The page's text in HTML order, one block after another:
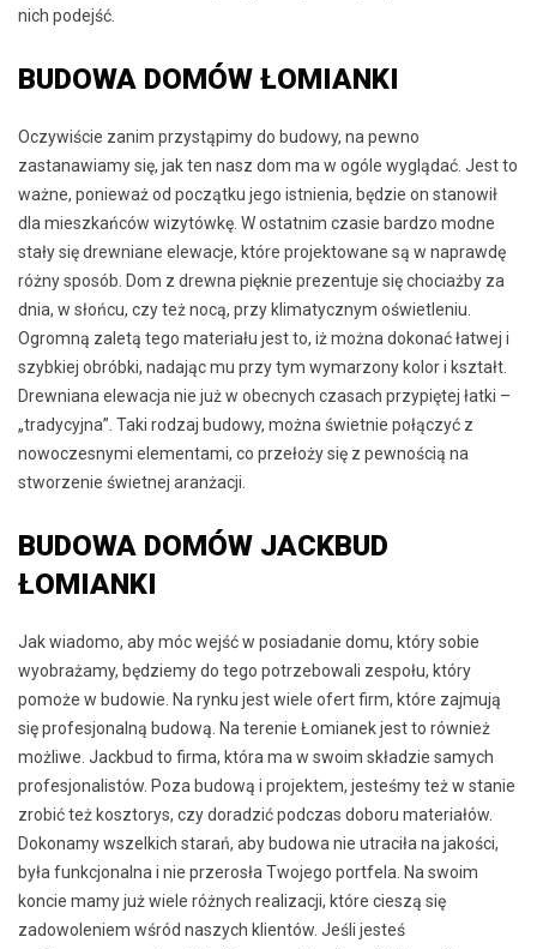
nich podejść.
BUDOWA DOMÓW ŁOMIANKI
Oczywiście zanim przystąpimy do budowy, na pewno
zastanawiamy się, jak ten nasz dom ma w ogóle wyglądać. Jest to
ważne, ponieważ od początku jego istnienia, będzie on stanowił
dla mieszkańców wizytówkę. W ostatnim czasie bardzo modne
stały się drewniane elewacje, które projektowane są w naprawdę
różny sposób. Dom z drewna pięknie prezentuje się chociażby za
dnia, w słońcu, czy też nocą, przy klimatycznym oświetleniu.
Ogromną zaletą tego materiału jest to, iż można dokonać łatwej i
szybkiej obróbki, nadając mu przy tym wymarzony kolor i kształt.
Drewniana elewacja nie już w obecnych czasach przypiętej łatki –
„tradycyjna”. Taki rodzaj budowy, można świetnie połączyć z
nowoczesnymi elementami, co przełoży się z pewnością na
stworzenie świetnej aranżacji.
BUDOWA DOMÓW JACKBUD
ŁOMIANKI
Jak wiadomo, aby móc wejść w posiadanie domu, który sobie
wyobrażamy, będziemy do tego potrzebowali zespołu, który
pomoże w budowie. Na rynku jest wiele ofert firm, które zajmują
się profesjonalną budową. Na terenie Łomianek jest to również
możliwe. Jackbud to firma, która ma w swoim składzie samych
profesjonalistów. Poza budową i projektem, jesteśmy też w stanie
zrobić też kosztorys, czy doradzić podczas doboru materiałów.
Dokonamy wszelkich starań, aby budowa nie utraciła na jakości,
była funkcjonalna i nie przerosła Twojego portfela. Na swoim
koncie mamy już wiele różnych realizacji, które cieszą się
zadowoleniem wśród naszych klientów. Jeśli jesteś